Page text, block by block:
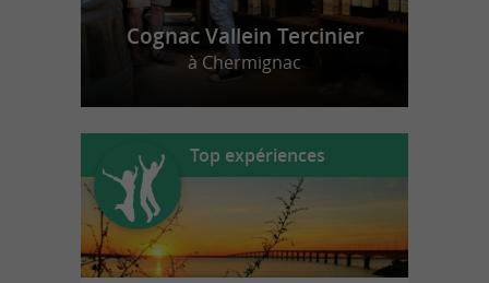
Cognac Vallein Tercinier
à Chermignac
Top expériences